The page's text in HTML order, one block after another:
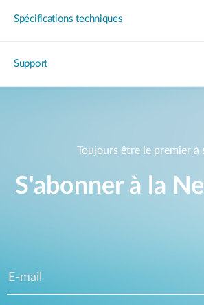
Spécifications techniques
Support
Toujours être le premier à
S'abonner à la